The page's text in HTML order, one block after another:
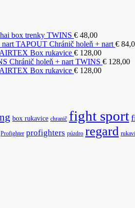
box trenky TWINS € 48,00
TAPOUT Chránič holeň + nart €
Box rukavice € 128,00
Chránič holeň + nart TWINS € 128,00
Box rukavice € 128,00
box rukavice chranič fight sport
Profighter profighters púzdro regard